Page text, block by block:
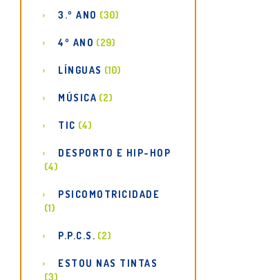
3.º ANO (30)
4º ANO (29)
LÍNGUAS (10)
MÚSICA (2)
TIC (4)
DESPORTO E HIP-HOP
(4)
PSICOMOTRICIDADE
(1)
P.P.C.S. (2)
ESTOU NAS TINTAS
(3)